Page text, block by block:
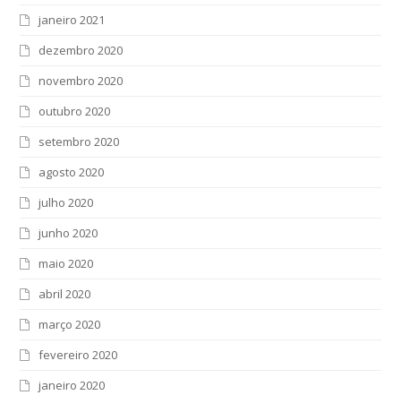
janeiro 2021
dezembro 2020
novembro 2020
outubro 2020
setembro 2020
agosto 2020
julho 2020
junho 2020
maio 2020
abril 2020
março 2020
fevereiro 2020
janeiro 2020